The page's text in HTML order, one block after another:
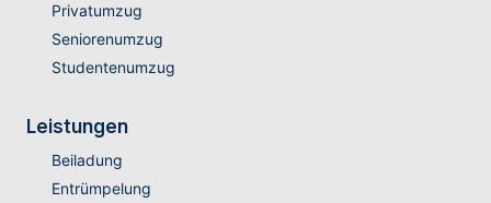
Privatumzug
Seniorenumzug
Studentenumzug
Leistungen
Beiladung
Entrümpelung